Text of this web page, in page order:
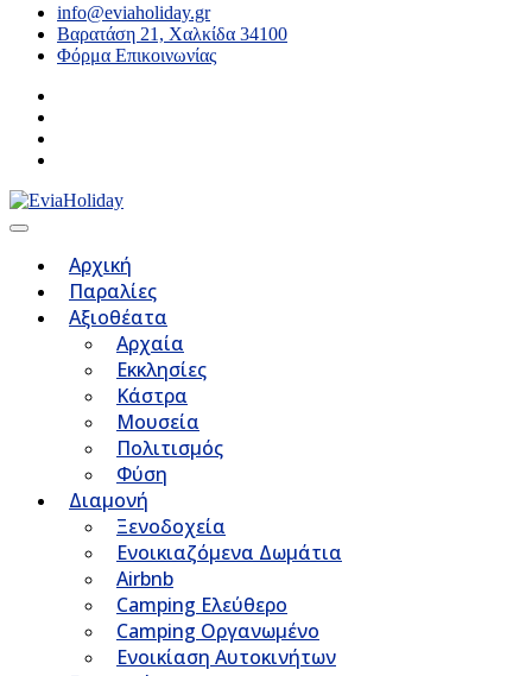
info@eviaholiday.gr
Βαρατάση 21, Χαλκίδα 34100
Φόρμα Επικοινωνίας
Αρχική
Παραλίες
Αξιοθέατα
Αρχαία
Εκκλησίες
Κάστρα
Μουσεία
Πολιτισμός
Φύση
Διαμονή
Ξενοδοχεία
Ενοικιαζόμενα Δωμάτια
Airbnb
Camping Ελεύθερο
Camping Οργανωμένο
Ενοικίαση Αυτοκινήτων